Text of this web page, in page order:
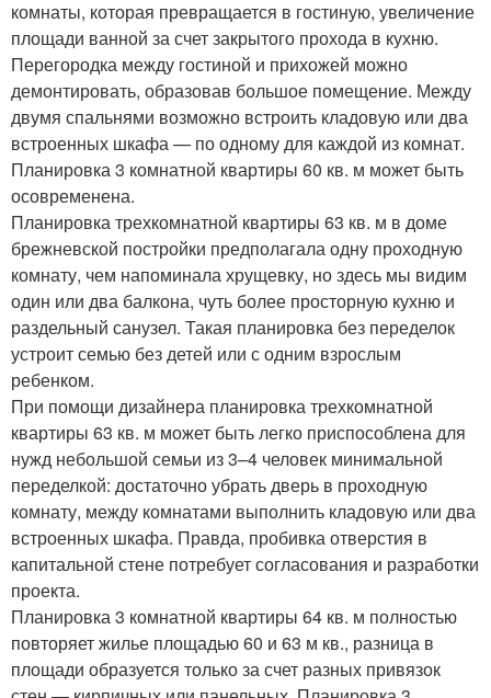
комнаты, которая превращается в гостиную, увеличение
площади ванной за счет закрытого прохода в кухню.
Перегородка между гостиной и прихожей можно
демонтировать, образовав большое помещение. Между
двумя спальнями возможно встроить кладовую или два
встроенных шкафа — по одному для каждой из комнат.
Планировка 3 комнатной квартиры 60 кв. м может быть
осовременена.
Планировка трехкомнатной квартиры 63 кв. м в доме
брежневской постройки предполагала одну проходную
комнату, чем напоминала хрущевку, но здесь мы видим
один или два балкона, чуть более просторную кухню и
раздельный санузел. Такая планировка без переделок
устроит семью без детей или с одним взрослым
ребенком.
При помощи дизайнера планировка трехкомнатной
квартиры 63 кв. м может быть легко приспособлена для
нужд небольшой семьи из 3–4 человек минимальной
переделкой: достаточно убрать дверь в проходную
комнату, между комнатами выполнить кладовую или два
встроенных шкафа. Правда, пробивка отверстия в
капитальной стене потребует согласования и разработки
проекта.
Планировка 3 комнатной квартиры 64 кв. м полностью
повторяет жилье площадью 60 и 63 м кв., разница в
площади образуется только за счет разных привязок